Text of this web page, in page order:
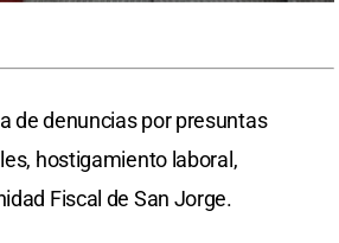
de denuncias por presuntas
hostigamiento laboral,
Fiscal de San Jorge.